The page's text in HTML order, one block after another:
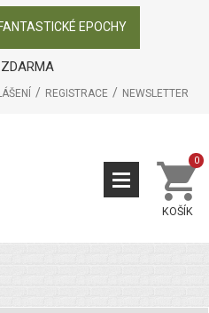
EPOCHY
REGISTRACE NEWSLETTER
KOŠÍK
0